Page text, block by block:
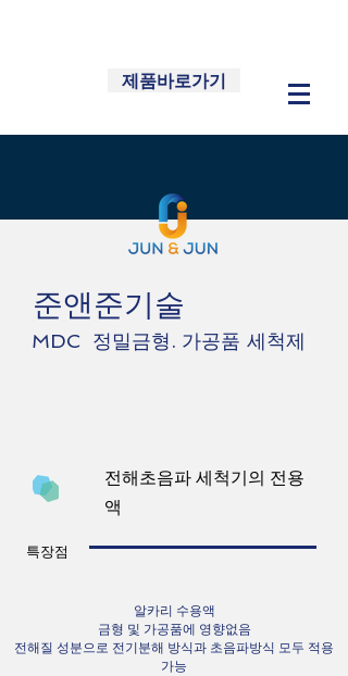
제품바로가기
​준앤준기술
MDC 정밀금형. 가공품 세척제
전해초음파 세척기의 전용
액
특장점
알카리 수용액
금형 및 가공품에 영향없음
전해질 성분으로 전기분해 방식과 초음파방식 모두 적용
가능